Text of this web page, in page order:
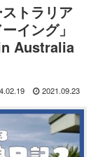
トラリア
イング」
Australia
2021.09.23